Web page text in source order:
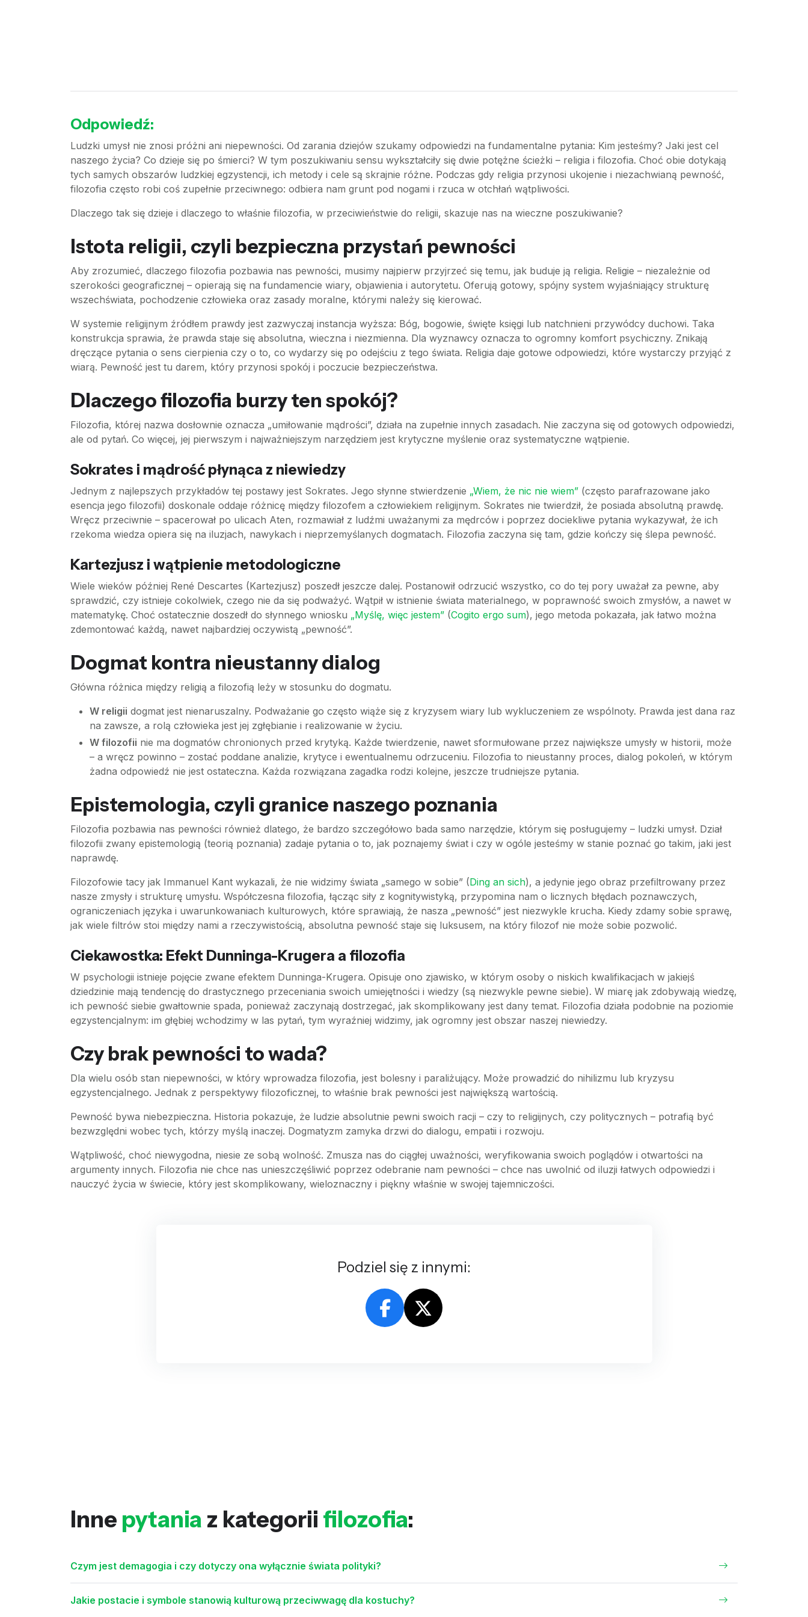
Odpowiedź:
Ludzki umysł nie znosi próżni ani niepewności. Od zarania dziejów szukamy odpowiedzi na fundamentalne pytania: Kim jesteśmy? Jaki jest cel
naszego życia? Co dzieje się po śmierci? W tym poszukiwaniu sensu wykształciły się dwie potężne ścieżki – religia i filozofia. Choć obie dotykają
tych samych obszarów ludzkiej egzystencji, ich metody i cele są skrajnie różne. Podczas gdy religia przynosi ukojenie i niezachwianą pewność,
filozofia często robi coś zupełnie przeciwnego: odbiera nam grunt pod nogami i rzuca w otchłań wątpliwości.
Dlaczego tak się dzieje i dlaczego to właśnie filozofia, w przeciwieństwie do religii, skazuje nas na wieczne poszukiwanie?
Istota religii, czyli bezpieczna przystań pewności
Aby zrozumieć, dlaczego filozofia pozbawia nas pewności, musimy najpierw przyjrzeć się temu, jak buduje ją religia. Religie – niezależnie od
szerokości geograficznej – opierają się na fundamencie wiary, objawienia i autorytetu. Oferują gotowy, spójny system wyjaśniający strukturę
wszechświata, pochodzenie człowieka oraz zasady moralne, którymi należy się kierować.
W systemie religijnym źródłem prawdy jest zazwyczaj instancja wyższa: Bóg, bogowie, święte księgi lub natchnieni przywódcy duchowi. Taka
konstrukcja sprawia, że prawda staje się absolutna, wieczna i niezmienna. Dla wyznawcy oznacza to ogromny komfort psychiczny. Znikają
dręczące pytania o sens cierpienia czy o to, co wydarzy się po odejściu z tego świata. Religia daje gotowe odpowiedzi, które wystarczy przyjąć z
wiarą. Pewność jest tu darem, który przynosi spokój i poczucie bezpieczeństwa.
Dlaczego filozofia burzy ten spokój?
Filozofia, której nazwa dosłownie oznacza „umiłowanie mądrości”, działa na zupełnie innych zasadach. Nie zaczyna się od gotowych odpowiedzi,
ale od pytań. Co więcej, jej pierwszym i najważniejszym narzędziem jest krytyczne myślenie oraz systematyczne wątpienie.
Sokrates i mądrość płynąca z niewiedzy
Jednym z najlepszych przykładów tej postawy jest Sokrates. Jego słynne stwierdzenie „Wiem, że nic nie wiem” (często parafrazowane jako
esencja jego filozofii) doskonale oddaje różnicę między filozofem a człowiekiem religijnym. Sokrates nie twierdził, że posiada absolutną prawdę.
Wręcz przeciwnie – spacerował po ulicach Aten, rozmawiał z ludźmi uważanymi za mędrców i poprzez dociekliwe pytania wykazywał, że ich
rzekoma wiedza opiera się na iluzjach, nawykach i nieprzemyślanych dogmatach. Filozofia zaczyna się tam, gdzie kończy się ślepa pewność.
Kartezjusz i wątpienie metodologiczne
Wiele wieków później René Descartes (Kartezjusz) poszedł jeszcze dalej. Postanowił odrzucić wszystko, co do tej pory uważał za pewne, aby
sprawdzić, czy istnieje cokolwiek, czego nie da się podważyć. Wątpił w istnienie świata materialnego, w poprawność swoich zmysłów, a nawet w
matematykę. Choć ostatecznie doszedł do słynnego wniosku „Myślę, więc jestem” (Cogito ergo sum), jego metoda pokazała, jak łatwo można
zdemontować każdą, nawet najbardziej oczywistą „pewność”.
Dogmat kontra nieustanny dialog
Główna różnica między religią a filozofią leży w stosunku do dogmatu.
W religii dogmat jest nienaruszalny. Podważanie go często wiąże się z kryzysem wiary lub wykluczeniem ze wspólnoty. Prawda jest dana raz
na zawsze, a rolą człowieka jest jej zgłębianie i realizowanie w życiu.
W filozofii nie ma dogmatów chronionych przed krytyką. Każde twierdzenie, nawet sformułowane przez największe umysły w historii, może
– a wręcz powinno – zostać poddane analizie, krytyce i ewentualnemu odrzuceniu. Filozofia to nieustanny proces, dialog pokoleń, w którym
żadna odpowiedź nie jest ostateczna. Każda rozwiązana zagadka rodzi kolejne, jeszcze trudniejsze pytania.
Epistemologia, czyli granice naszego poznania
Filozofia pozbawia nas pewności również dlatego, że bardzo szczegółowo bada samo narzędzie, którym się posługujemy – ludzki umysł. Dział
filozofii zwany epistemologią (teorią poznania) zadaje pytania o to, jak poznajemy świat i czy w ogóle jesteśmy w stanie poznać go takim, jaki jest
naprawdę.
Filozofowie tacy jak Immanuel Kant wykazali, że nie widzimy świata „samego w sobie” (Ding an sich), a jedynie jego obraz przefiltrowany przez
nasze zmysły i strukturę umysłu. Współczesna filozofia, łącząc siły z kognitywistyką, przypomina nam o licznych błędach poznawczych,
ograniczeniach języka i uwarunkowaniach kulturowych, które sprawiają, że nasza „pewność” jest niezwykle krucha. Kiedy zdamy sobie sprawę,
jak wiele filtrów stoi między nami a rzeczywistością, absolutna pewność staje się luksusem, na który filozof nie może sobie pozwolić.
Ciekawostka: Efekt Dunninga-Krugera a filozofia
W psychologii istnieje pojęcie zwane efektem Dunninga-Krugera. Opisuje ono zjawisko, w którym osoby o niskich kwalifikacjach w jakiejś
dziedzinie mają tendencję do drastycznego przeceniania swoich umiejętności i wiedzy (są niezwykle pewne siebie). W miarę jak zdobywają wiedzę,
ich pewność siebie gwałtownie spada, ponieważ zaczynają dostrzegać, jak skomplikowany jest dany temat. Filozofia działa podobnie na poziomie
egzystencjalnym: im głębiej wchodzimy w las pytań, tym wyraźniej widzimy, jak ogromny jest obszar naszej niewiedzy.
Czy brak pewności to wada?
Dla wielu osób stan niepewności, w który wprowadza filozofia, jest bolesny i paraliżujący. Może prowadzić do nihilizmu lub kryzysu
egzystencjalnego. Jednak z perspektywy filozoficznej, to właśnie brak pewności jest największą wartością.
Pewność bywa niebezpieczna. Historia pokazuje, że ludzie absolutnie pewni swoich racji – czy to religijnych, czy politycznych – potrafią być
bezwzględni wobec tych, którzy myślą inaczej. Dogmatyzm zamyka drzwi do dialogu, empatii i rozwoju.
Wątpliwość, choć niewygodna, niesie ze sobą wolność. Zmusza nas do ciągłej uważności, weryfikowania swoich poglądów i otwartości na
argumenty innych. Filozofia nie chce nas unieszczęśliwić poprzez odebranie nam pewności – chce nas uwolnić od iluzji łatwych odpowiedzi i
nauczyć życia w świecie, który jest skomplikowany, wieloznaczny i piękny właśnie w swojej tajemniczości.
Podziel się z innymi:
Inne pytania z kategorii filozofia:
Czym jest demagogia i czy dotyczy ona wyłącznie świata polityki?
Jakie postacie i symbole stanowią kulturową przeciwwagę dla kostuchy?